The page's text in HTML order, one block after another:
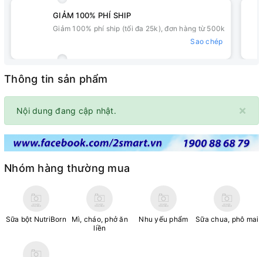
GIẢM 100% PHÍ SHIP
Giảm 100% phí ship (tối đa 25k), đơn hàng từ 500k
Sao chép
Thông tin sản phẩm
×
Nội dung đang cập nhật.
Nhóm hàng thường mua
Sữa bột NutriBorn
Mì, cháo, phở ăn
liền
Nhu yếu phẩm Sữa chua, phô mai